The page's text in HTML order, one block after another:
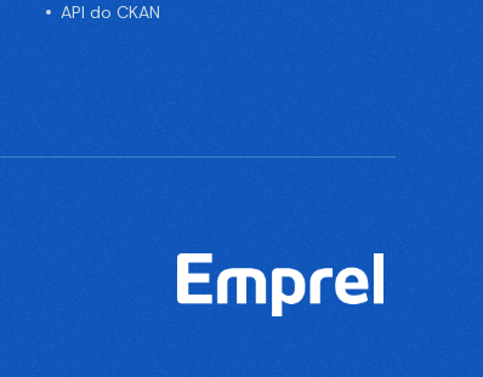
API do CKAN